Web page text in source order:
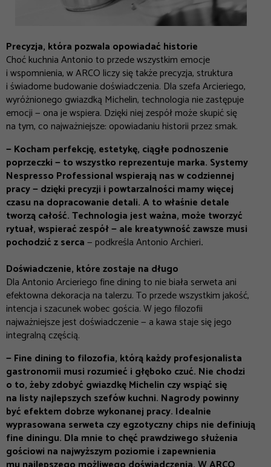
Precyzja, która pozwala opowiadać historie
Choć kuchnia Antonio to przede wszystkim emocje
i wspomnienia, w ARCO liczy się także precyzja, struktura
i świadome budowanie doświadczenia. Dla szefa Arcieriego,
wyróżnionego gwiazdką Michelin, technologia nie zastępuje
emocji — ona je wspiera. Dzięki niej zespół może skupić się
na tym, co najważniejsze: opowiadaniu historii przez smak.
—Kocham perfekcję, estetykę, ciągłe podnoszenie
poprzeczki—to wszystko reprezentuje marka. Systemy
Nespresso Professional wspierają nas w codziennej
pracy—dzięki precyzji i powtarzalności mamy więcej
czasu na dopracowanie detali. A to właśnie detale
tworzą całość. Technologia jest ważna, może tworzyć
rytuał, wspierać zespół — ale kreatywność zawsze musi
pochodzić z serca— podkreśla Antonio Archieri.
Doświadczenie, które zostaje na długo
Dla Antonio Arcieriego fine dining to nie biała serweta ani
efektowna dekoracja na talerzu. To przede wszystkim jakość,
intencja i szacunek wobec gościa. W jego filozofii
najważniejsze jest doświadczenie — a kawa staje się jego
integralną częścią.
— Fine dining to filozofia, którą każdy profesjonalista
gastronomii musi rozumieć i głęboko czuć. Nie chodzi
o to, żeby zdobyć gwiazdkę Michelin czy wspiąć się
na listy najlepszych szefów kuchni. Nagrody powinny
być efektem dobrze wykonanej pracy. Idealnie
wyprasowana serweta czy egzotyczny chips nie definiują
fine diningu. Dla mnie to chęć prawdziwego służenia
gościowi na najwyższym poziomie i zapewnienia